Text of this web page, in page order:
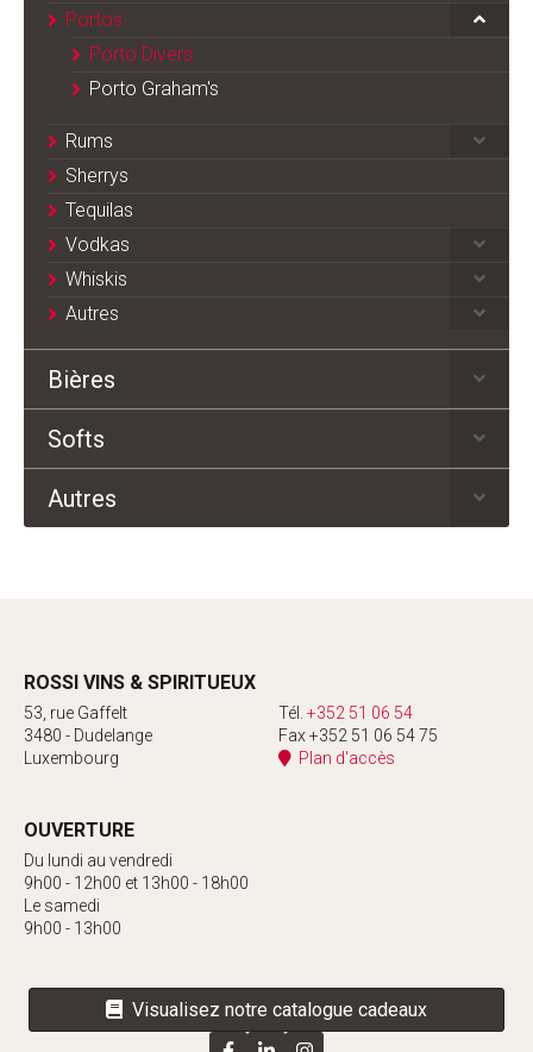
Portos
Porto Divers
Porto Graham's
Rums
Sherrys
Tequilas
Vodkas
Whiskis
Autres
Bières
Softs
Autres
ROSSI VINS & SPIRITUEUX
53, rue Gaffelt
3480 - Dudelange
Luxembourg
Tél. +352 51 06 54
Fax +352 51 06 54 75
Plan d'accès
OUVERTURE
Du lundi au vendredi
9h00 - 12h00 et 13h00 - 18h00
Le samedi
9h00 - 13h00
Visualisez notre catalogue cadeaux